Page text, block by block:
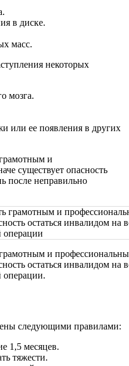
в диске.
масс.
некоторых
мозга.
или ее появления в других
и
существует опасность
после неправильно
и
остаться инвалидом на
операции.
следующими правилами:
1,5 месяцев.
тяжести.